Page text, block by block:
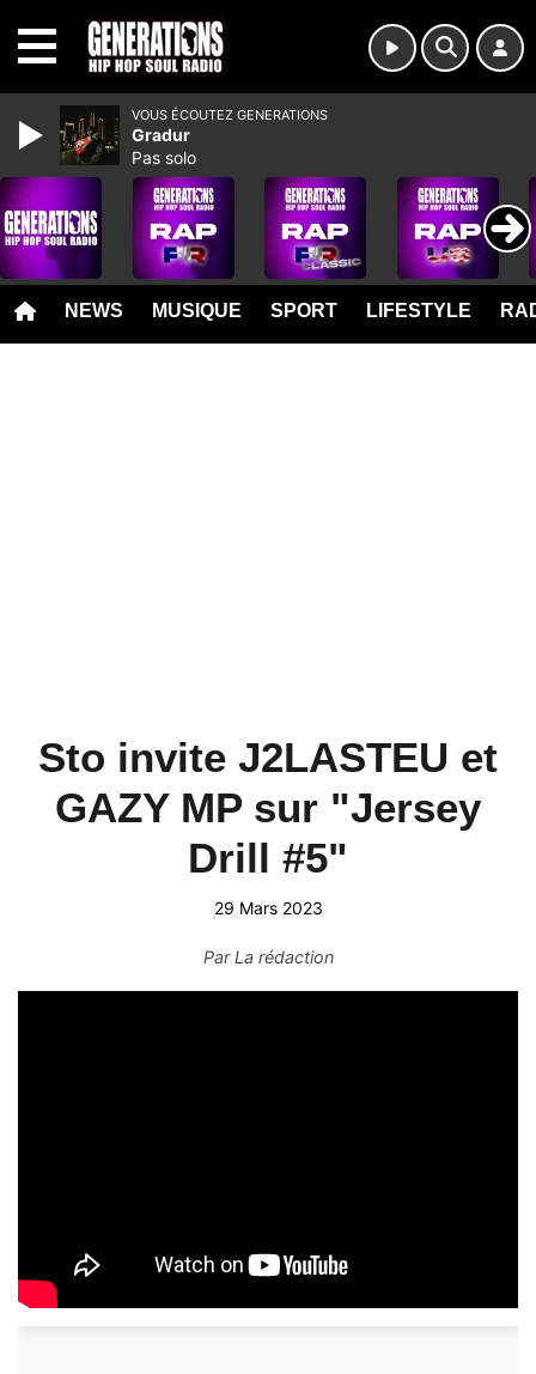
NEWS MUSIQUE SPORT LIFESTYLE
Sto invite J2LASTEU et
GAZY MP sur "Jersey
Drill #5"
29 Mars 2023
ParLa rédaction
VOUS ÉCOUTEZ GENERATIONS
Gradur
Pas solo